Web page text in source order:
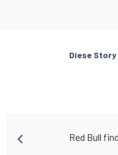
Diese
Red Bull